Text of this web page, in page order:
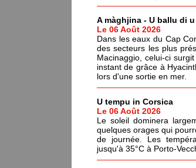
A màghjina - U ballu di
Le 06 Août 2026
Dans les eaux du Cap
des secteurs les plus
Macinaggio, celui-ci
instant de grâce à
lors d'une sortie en mer.
U tempu in Corsica
Le 06 Août 2026
Le soleil dominera
quelques orages qui
de journée. Les
jusqu'à 35°C à Porto-